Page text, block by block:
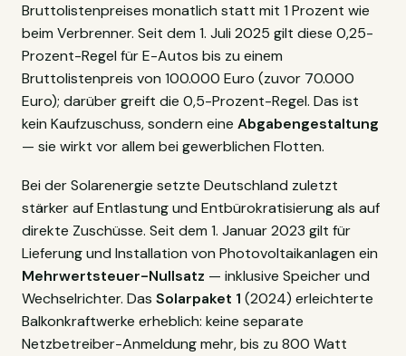
Bruttolistenpreises monatlich statt mit 1 Prozent wie
beim Verbrenner. Seit dem 1. Juli 2025 gilt diese 0,25-
Prozent-Regel für E-Autos bis zu einem
Bruttolistenpreis von 100.000 Euro (zuvor 70.000
Euro); darüber greift die 0,5-Prozent-Regel. Das ist
kein Kaufzuschuss, sondern eine Abgabengestaltung
— sie wirkt vor allem bei gewerblichen Flotten.
Bei der Solarenergie setzte Deutschland zuletzt
stärker auf Entlastung und Entbürokratisierung als auf
direkte Zuschüsse. Seit dem 1. Januar 2023 gilt für
Lieferung und Installation von Photovoltaikanlagen ein
Mehrwertsteuer-Nullsatz — inklusive Speicher und
Wechselrichter. Das Solarpaket 1 (2024) erleichterte
Balkonkraftwerke erheblich: keine separate
Netzbetreiber-Anmeldung mehr, bis zu 800 Watt